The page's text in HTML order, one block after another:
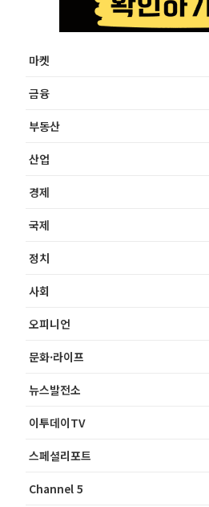
마켓
금융
부동산
산업
경제
국제
정치
사회
오피니언
문화·라이프
뉴스발전소
이투데이TV
스페셜리포트
Channel 5